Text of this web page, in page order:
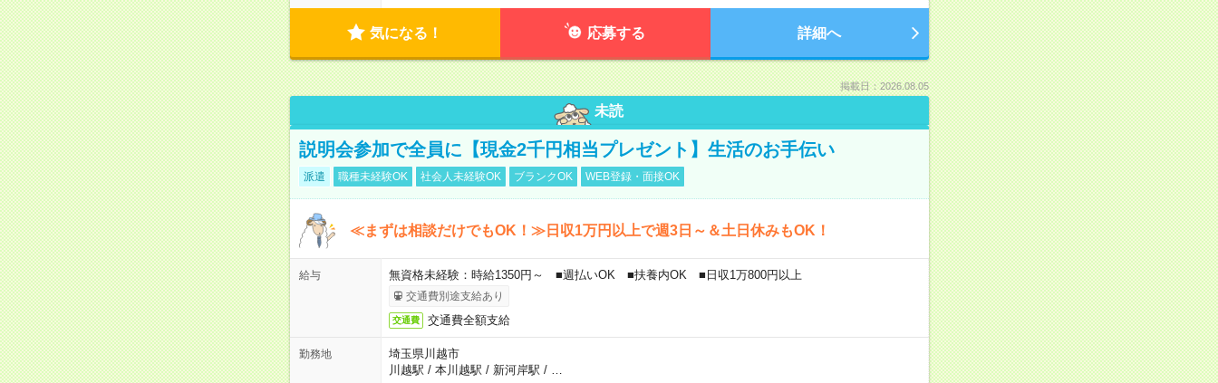
気になる！ 応募する 詳細へ
掲載日：2026.08.05
未読
説明会参加で全員に【現金2千円相当プレゼント】生活のお手伝い
派遣 職種未経験OK 社会人未経験OK ブランクOK WEB登録・面接OK
≪まずは相談だけでもOK！≫日収1万円以上で週3日～＆土日休みもOK！
給与 無資格未経験：時給1350円～ ■週払いOK ■扶養内OK ■日収1万800円以上
交通費別途支給あり
交通費 交通費全額支給
勤務地
埼玉県川越市
川越駅 / 本川越駅 / 新河岸駅 /